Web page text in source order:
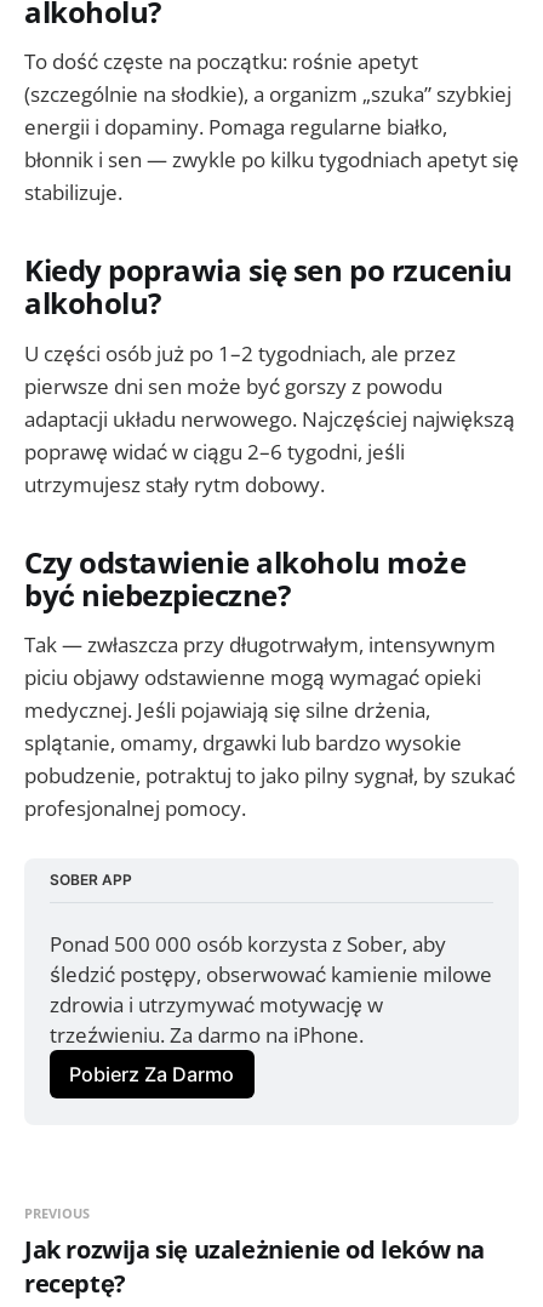
alkoholu?
To dość częste na początku: rośnie apetyt
(szczególnie na słodkie), a organizm „szuka” szybkiej
energii i dopaminy. Pomaga regularne białko,
błonnik i sen — zwykle po kilku tygodniach apetyt się
stabilizuje.
Kiedy poprawia się sen po rzuceniu
alkoholu?
U części osób już po 1–2 tygodniach, ale przez
pierwsze dni sen może być gorszy z powodu
adaptacji układu nerwowego. Najczęściej największą
poprawę widać w ciągu 2–6 tygodni, jeśli
utrzymujesz stały rytm dobowy.
Czy odstawienie alkoholu może
być niebezpieczne?
Tak — zwłaszcza przy długotrwałym, intensywnym
piciu objawy odstawienne mogą wymagać opieki
medycznej. Jeśli pojawiają się silne drżenia,
splątanie, omamy, drgawki lub bardzo wysokie
pobudzenie, potraktuj to jako pilny sygnał, by szukać
profesjonalnej pomocy.
SOBER APP
Ponad 500 000 osób korzysta z Sober, aby
śledzić postępy, obserwować kamienie milowe
zdrowia i utrzymywać motywację w
trzeźwieniu. Za darmo na iPhone.
Pobierz Za Darmo
PREVIOUS
Jak rozwija się uzależnienie od leków na
receptę?